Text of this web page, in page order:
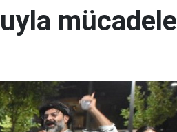
mücadele